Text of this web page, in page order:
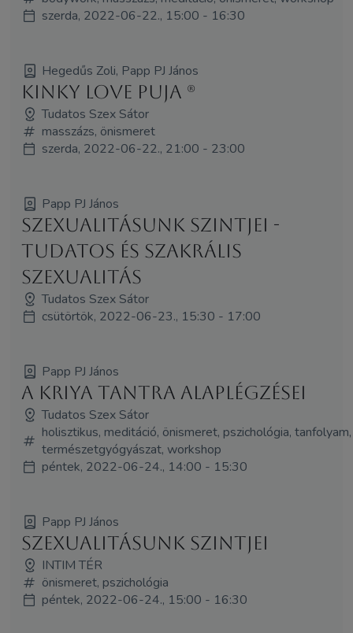
szerda, 2022-06-22., 15:00 - 16:30
Hegedűs Zoli, Papp PJ János
Kinky Love Puja (R)
Tudatos Szex Sátor
masszázs, önismeret
szerda, 2022-06-22., 21:00 - 23:00
Papp PJ János
Szexualitásunk szintjei -
Tudatos és szakrális
szexualitás
Tudatos Szex Sátor
csütörtök, 2022-06-23., 15:30 - 17:00
Papp PJ János
A Kriya Tantra alaplégzései
Tudatos Szex Sátor
holisztikus, meditáció, önismeret, pszichológia, tanfolyam,
természetgyógyászat, workshop
péntek, 2022-06-24., 14:00 - 15:30
Papp PJ János
Szexualitásunk szintjei
INTIM TÉR
önismeret, pszichológia
péntek, 2022-06-24., 15:00 - 16:30